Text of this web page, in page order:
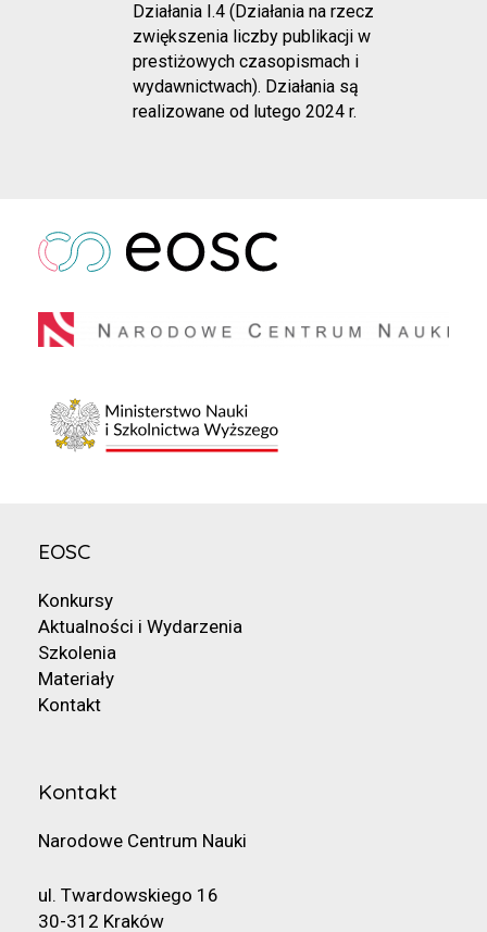
Działania I.4 (Działania na rzecz
zwiększenia liczby publikacji w
prestiżowych czasopismach i
wydawnictwach). Działania są
realizowane od lutego 2024 r.
EOSC
Konkursy
Aktualności i Wydarzenia
Szkolenia
Materiały
Kontakt
Kontakt
Narodowe Centrum Nauki
ul. Twardowskiego 16
30-312 Kraków